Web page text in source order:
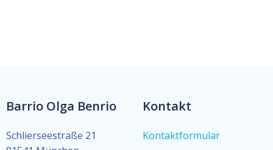
Barrio Olga Benrio
Schlierseestraße 21
Kontakt
Kontaktformular